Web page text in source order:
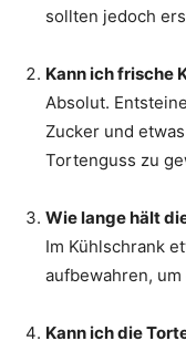
sollten jedoch
Kann ich frische
Absolut.
Zucker und
Tortenguss zu
Wie lange hält
Im Kühlschrank
aufbewahren,
Kann ich die